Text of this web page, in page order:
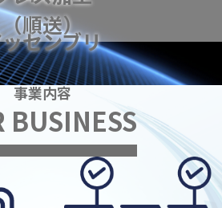
（順送）
センブリ
事業内容
BUSINESS